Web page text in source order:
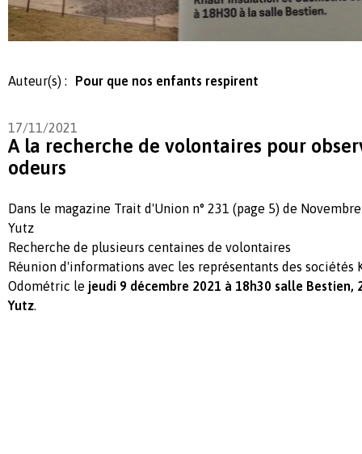
Auteur(s) : Pour que nos enfants respirent
17/11/2021
A la recherche de volontaires pour
odeurs
Dans le magazine Trait d'Union n° 231 (page 5) de
Yutz
Recherche de plusieurs centaines de volontaires
Réunion d'informations avec les représentants des sociétés
Odométric le jeudi 9 décembre 2021 à 18h30 salle Bestien,
Yutz.